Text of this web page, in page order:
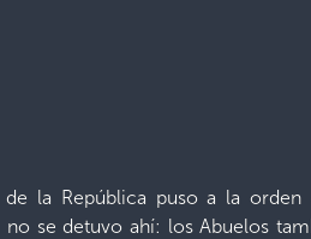
de la República puso a la
se detuvo ahí: los Abuelos